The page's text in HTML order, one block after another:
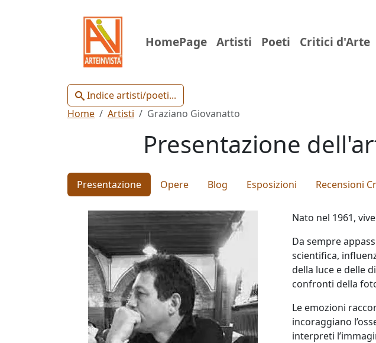
HomePage Artisti Poeti Critici d'Arte
Indice artisti/poeti...
Gianluca
Home Artisti Graziano Giovanatto
Presentazione
Presentazione Opere Blog Esposizioni Recensioni
Nato nel 1961,
Da sempre
scientifica,
della luce e delle
confronti della
Le emozioni
incoraggiano
interpreti